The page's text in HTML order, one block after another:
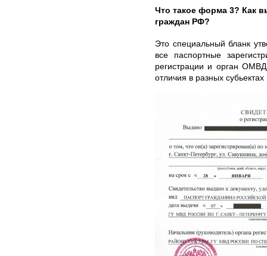
Что такое форма 3? Как
граждан РФ?
Это специальный бланк
все паспортные
регистрации и орган
отличия в разных